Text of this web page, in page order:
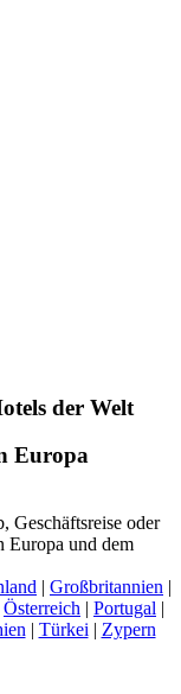
der Welt
Europa
Geschäftsreise oder
Europa und dem
| Großbritannien |
Österreich | Portugal |
| Türkei | Zypern